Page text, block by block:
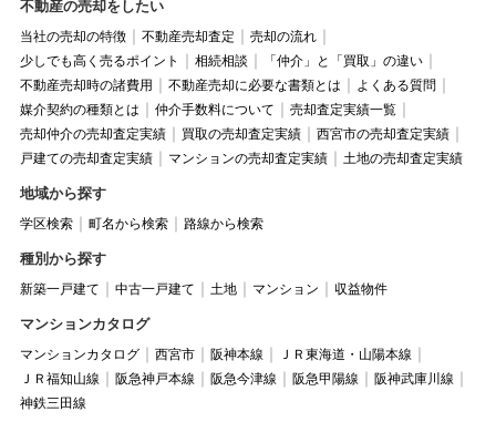
不動産の売却をしたい
当社の売却の特徴 不動産売却査定
売却の流れ
少しでも高く売るポイント
相続相談
「仲介」と「買取」の違い
不動産売却時の諸費用
不動産売却に必要な書類とは
よくある質問
媒介契約の種類とは
仲介手数料について
売却査定実績一覧
売却仲介の売却査定実績
買取の売却査定実績
西宮市の売却査定実績
戸建ての売却査定実績
マンションの売却査定実績 土地の売却査定実績
地域から探す
学区検索 町名から検索 路線から検索
種別から探す
新築一戸建て 中古一戸建て 土地 マンション 収益物件
マンションカタログ
マンションカタログ 西宮市 阪神本線
ＪＲ東海道・山陽本線
ＪＲ福知山線
阪急神戸本線 阪急今津線 阪急甲陽線
阪神武庫川線
神鉄三田線